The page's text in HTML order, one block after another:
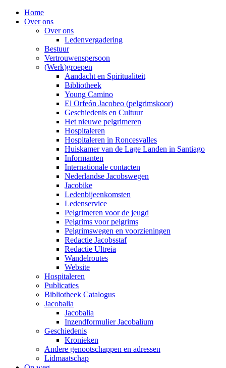
Home
Over ons
Over ons
Ledenvergadering
Bestuur
Vertrouwenspersoon
(Werk)groepen
Aandacht en Spiritualiteit
Bibliotheek
Young Camino
El Orfeón Jacobeo (pelgrimskoor)
Geschiedenis en Cultuur
Het nieuwe pelgrimeren
Hospitaleren
Hospitaleren in Roncesvalles
Huiskamer van de Lage Landen in Santiago
Informanten
Internationale contacten
Nederlandse Jacobswegen
Jacobike
Ledenbijeenkomsten
Ledenservice
Pelgrimeren voor de jeugd
Pelgrims voor pelgrims
Pelgrimswegen en voorzieningen
Redactie Jacobsstaf
Redactie Ultreia
Wandelroutes
Website
Hospitaleren
Publicaties
Bibliotheek Catalogus
Jacobalia
Jacobalia
Inzendformulier Jacobalium
Geschiedenis
Kronieken
Andere genootschappen en adressen
Lidmaatschap